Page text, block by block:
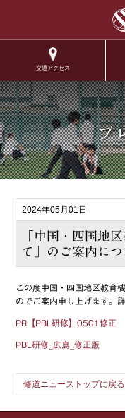
学
交通アクセス
.
プ
2024年05月01日
「中国・四国地
て」のご案内につ
この度中国・四国地区教育
のでご案内申し上げます。
PR【PBL研修】0501修正
PBL研修_広島_修正版
修道ニューストップに戻る